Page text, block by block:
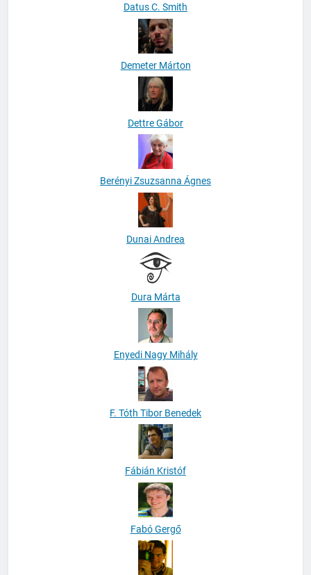
Datus C. Smith
Demeter Márton
Dettre Gábor
Berényi Zsuzsanna Ágnes
Dunai Andrea
Dura Márta
Enyedi Nagy Mihály
F. Tóth Tibor Benedek
Fábián Kristóf
Fabó Gergő